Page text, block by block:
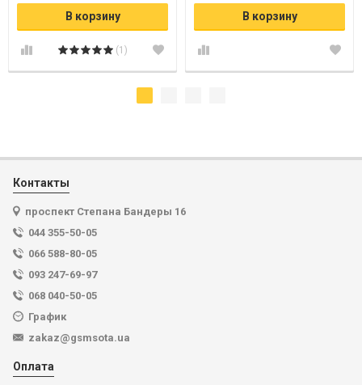
В корзину
(1)
В корзину
Контакты
проспект Степана Бандеры 16
044 355-50-05
066 588-80-05
093 247-69-97
068 040-50-05
График
zakaz@gsmsota.ua
Оплата